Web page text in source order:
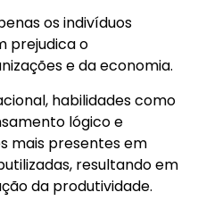
os indivíduos
prejudica o
e da economia.
habilidades como
lógico e
mais presentes em
resultando em
da produtividade.